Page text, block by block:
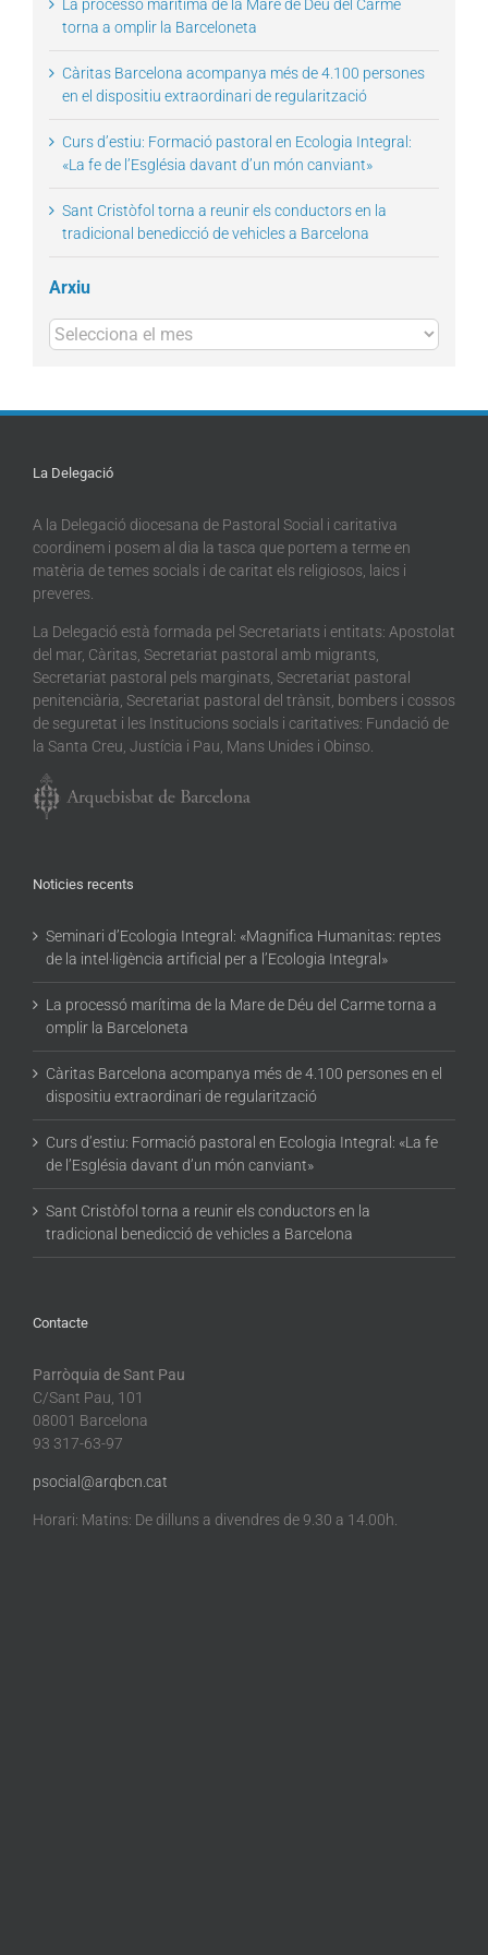
La processó marítima de la Mare de Déu del Carme
torna a omplir la Barceloneta
Càritas Barcelona acompanya més de 4.100 persones
en el dispositiu extraordinari de regularització
Curs d’estiu: Formació pastoral en Ecologia Integral:
«La fe de l’Església davant d’un món canviant»
Sant Cristòfol torna a reunir els conductors en la
tradicional benedicció de vehicles a Barcelona
Arxiu
Arxius
La Delegació
A la Delegació diocesana de Pastoral Social i caritativa
coordinem i posem al dia la tasca que portem a terme en
matèria de temes socials i de caritat els religiosos, laics i
preveres.
La Delegació està formada pel Secretariats i entitats: Apostolat
del mar, Càritas, Secretariat pastoral amb migrants,
Secretariat pastoral pels marginats, Secretariat pastoral
penitenciària, Secretariat pastoral del trànsit, bombers i cossos
de seguretat i les Institucions socials i caritatives: Fundació de
la Santa Creu, Justícia i Pau, Mans Unides i Obinso.
Noticies recents
Seminari d’Ecologia Integral: «Magnifica Humanitas: reptes
de la intel·ligència artificial per a l’Ecologia Integral»
La processó marítima de la Mare de Déu del Carme torna a
omplir la Barceloneta
Càritas Barcelona acompanya més de 4.100 persones en el
dispositiu extraordinari de regularització
Curs d’estiu: Formació pastoral en Ecologia Integral: «La fe
de l’Església davant d’un món canviant»
Sant Cristòfol torna a reunir els conductors en la
tradicional benedicció de vehicles a Barcelona
Contacte
Parròquia de Sant Pau
C/Sant Pau, 101
08001 Barcelona
93 317-63-97
psocial@arqbcn.cat
Horari: Matins: De dilluns a divendres de 9.30 a 14.00h.